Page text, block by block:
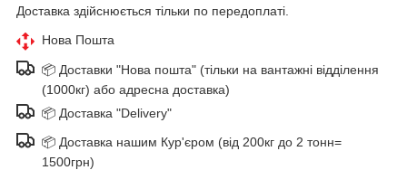
Доставка здійснюється тільки по передоплаті.
Нова Пошта
📦 Доставки "Нова пошта" (тільки на вантажні відділення
(1000кг) або адресна доставка)
📦 Доставка "Delivery"
📦 Доставка нашим Кур'єром (від 200кг до 2 тонн=
1500грн)